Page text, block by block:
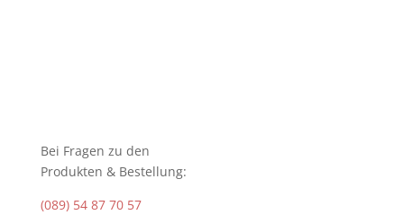
Bei Fragen zu den
Produkten & Bestellung:
(089) 54 87 70 57